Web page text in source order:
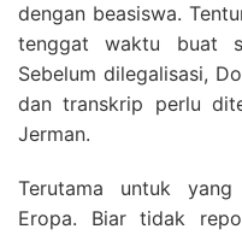
dengan beasiswa.
tenggat waktu buat
Sebelum dilegalisasi,
dan transkrip perlu
Jerman.
Terutama untuk
Eropa. Biar tidak